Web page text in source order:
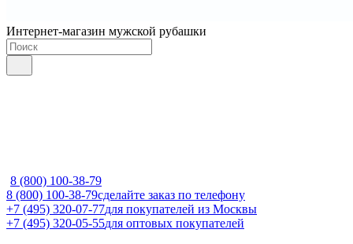
Интернет-магазин мужской рубашки
8 (800) 100-38-79
8 (800) 100-38-79сделайте заказ по телефону
+7 (495) 320-07-77для покупателей из Москвы
+7 (495) 320-05-55для оптовых покупателей